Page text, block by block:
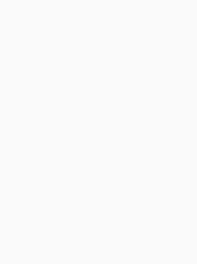
sind nur so gut wie
und Strukturen die
Verfügung stellen.
sollte insofern stets